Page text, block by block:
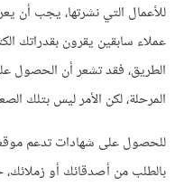
للأعمال التي نشرتها، يجب
عملاء سابقين يقرون بقدراتك
الطريق، فقد تشعر أن
المرحلة، لكن الأمر ليس بتلك
للحصول على شهادات تدعم
بالطلب من أصدقائك أو